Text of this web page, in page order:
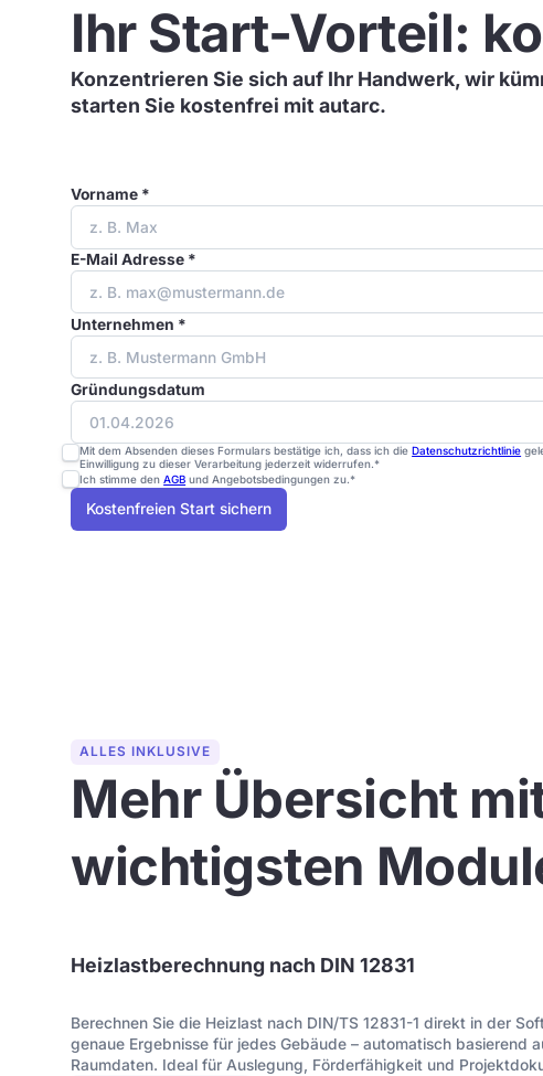
Ihr Start-Vorteil:
Konzentrieren Sie sich auf Ihr Handwerk, wir
starten Sie kostenfrei mit autarc.
Vorname *
E-Mail Adresse *
Unternehmen *
Gründungsdatum
Mit dem Absenden dieses Formulars bestätige ich, dass ich dieDatenschutzrichtlinie
Einwilligung zu dieser Verarbeitung jederzeit widerrufen.*
Ich stimme denAGB und Angebotsbedingungen zu.*
ALLES INKLUSIVE
Mehr Übersicht
wichtigsten
Heizlastberechnung nach DIN 12831
Berechnen Sie die Heizlast nach DIN/TS 12831-1 direkt in der
genaue Ergebnisse für jedes Gebäude – automatisch basierend
Raumdaten. Ideal für Auslegung, Förderfähigkeit und